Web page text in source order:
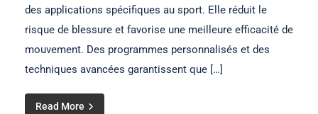
des applications spécifiques au sport. Elle réduit le
risque de blessure et favorise une meilleure efficacité de
mouvement. Des programmes personnalisés et des
techniques avancées garantissent que […]
Read More